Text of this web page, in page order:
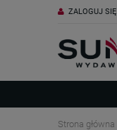
ZALOGUJ SIĘ
Strona główna